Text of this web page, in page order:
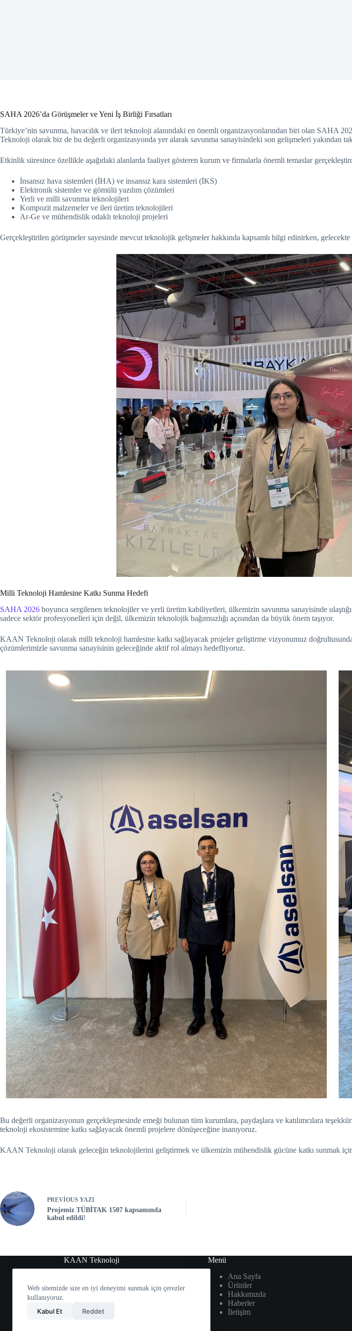
Web sitemizde size en iyi deneyimi sunmak için çerezler
kullanıyoruz.
Kabul Et Reddet
SAHA 2026’da Görüşmeler ve Yeni İş Birliği Fırsatları
Türkiye’nin savunma, havacılık ve ileri teknoloji alanındaki en önemli organizasyonlarından biri olan SAHA
Teknoloji olarak biz de bu değerli organizasyonda yer alarak savunma sanayisindeki son gelişmeleri yakından
Etkinlik süresince özellikle aşağıdaki alanlarda faaliyet gösteren kurum ve firmalarla önemli temaslar
İnsansız hava sistemleri (İHA) ve insansız kara sistemleri (İKS)
Elektronik sistemler ve gömülü yazılım çözümleri
Yerli ve milli savunma teknolojileri
Kompozit malzemeler ve ileri üretim teknolojileri
Ar-Ge ve mühendislik odaklı teknoloji projeleri
Gerçekleştirilen görüşmeler sayesinde mevcut teknolojik gelişmeler hakkında kapsamlı bilgi edinirken,
Milli Teknoloji Hamlesine Katkı Sunma Hedefi
SAHA 2026 boyunca sergilenen teknolojiler ve yerli üretim kabiliyetleri, ülkemizin savunma sanayisinde
sadece sektör profesyonelleri için değil, ülkemizin teknolojik bağımsızlığı açısından da büyük önem taşıyor.
KAAN Teknoloji olarak milli teknoloji hamlesine katkı sağlayacak projeler geliştirme vizyonumuz doğrultusunda
çözümlerimizle savunma sanayisinin geleceğinde aktif rol almayı hedefliyoruz.
Bu değerli organizasyonun gerçekleşmesinde emeği bulunan tüm kurumlara, paydaşlara ve katılımcılara
teknoloji ekosistemine katkı sağlayacak önemli projelere dönüşeceğine inanıyoruz.
KAAN Teknoloji olarak geleceğin teknolojilerini geliştirmek ve ülkemizin mühendislik gücüne katkı sunmak için
PREVIOUS YAZI
Projemiz TÜBİTAK 1507 kapsamında
kabul edildi!
KAAN Teknoloji
KAAN ARGE Teknoloji Havacılık ve Savunma
Sistemleri Ltd. Şti.
Menü
Ana Sayfa
Ürünler
Hakkımızda
Haberler
İletişim